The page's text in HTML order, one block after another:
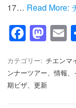
17… Read More:
F
c
e
M
st
o
カテゴリー: チエンマ
ンナーツアー、情報
期ビザ、更新